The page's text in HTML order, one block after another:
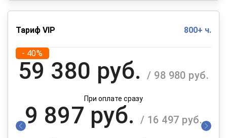
Тариф VIP 800+ ч.
- 40%
59 380 руб. / 98 980 руб.
При оплате сразу
9 897 руб. / 16 497 руб.